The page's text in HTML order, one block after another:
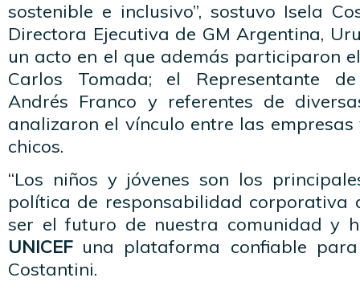
sostenible e inclusivo”, sostuvo Isela
Directora Ejecutiva de GM Argentina,
un acto en el que además participaron
Carlos Tomada; el Representante
Andrés Franco y referentes de
analizaron el vínculo entre las
chicos.
“Los niños y jóvenes son los
política de responsabilidad corporativa
ser el futuro de nuestra comunidad y
UNICEFuna plataforma confiable para
Costantini.